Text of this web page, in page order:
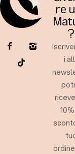
re
?
i